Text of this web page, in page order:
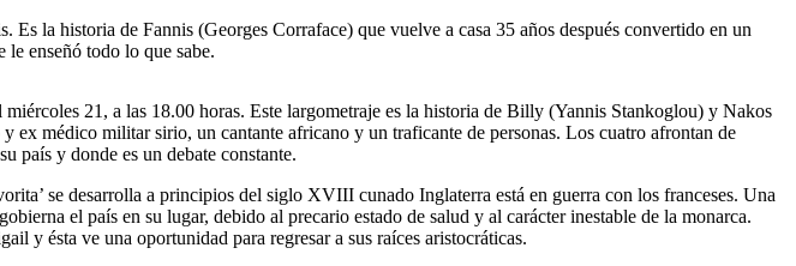
Es la historia de Fannis (Georges Corraface) que vuelve a casa 35 años después convertido en un
enseñó todo lo que sabe.
21, a las 18.00 horas. Este largometraje es la historia de Billy (Yannis Stankoglou) y Nakos
médico militar sirio, un cantante africano y un traficante de personas. Los cuatro afrontan de
país y donde es un debate constante.
se desarrolla a principios del siglo XVIII cunado Inglaterra está en guerra con los franceses. Una
el país en su lugar, debido al precario estado de salud y al carácter inestable de la monarca.
y ésta ve una oportunidad para regresar a sus raíces aristocráticas.